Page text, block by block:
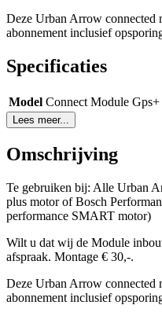
Deze Urban Arrow connected
abonnement inclusief
Specificaties
Model Connect Module
Lees meer...
Omschrijving
Te gebruiken bij: Alle Urban
plus motor of Bosch
performance SMART motor)
Wilt u dat wij de Module
afspraak. Montage € 30,-.
Deze Urban Arrow connected
abonnement inclusief